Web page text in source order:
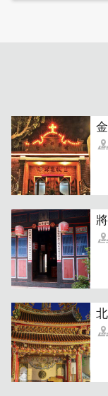
上打上一顆新鮮蛋
「炙燒美國大生蠔」